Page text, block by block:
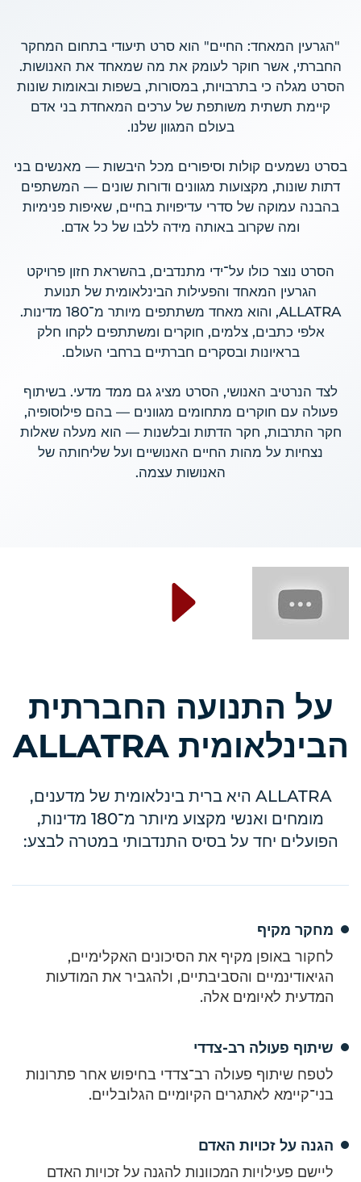
"הגרעין המאחד: החיים" הוא סרט תיעודי בתחום המחקר
החברתי, אשר חוקר לעומק את מה שמאחד את האנושות.
הסרט מגלה כי בתרבויות, במסורות, בשפות ובאומות שונות
קיימת תשתית משותפת של ערכים המאחדת בני אדם
בעולם המגוון שלנו.
בסרט נשמעים קולות וסיפורים מכל היבשות — מאנשים בני
דתות שונות, מקצועות מגוונים ודורות שונים — המשתפים
בהבנה עמוקה של סדרי עדיפויות בחיים, שאיפות פנימיות
ומה שקרוב באותה מידה ללבו של כל אדם.
הסרט נוצר כולו על־ידי מתנדבים, בהשראת חזון פרויקט
הגרעין המאחד והפעילות הבינלאומית של תנועת
ALLATRA, והוא מאחד משתתפים מיותר מ־180 מדינות.
אלפי כתבים, צלמים, חוקרים ומשתתפים לקחו חלק
בראיונות ובסקרים חברתיים ברחבי העולם.
לצד הנרטיב האנושי, הסרט מציג גם ממד מדעי. בשיתוף
פעולה עם חוקרים מתחומים מגוונים — בהם פילוסופיה,
חקר התרבות, חקר הדתות ובלשנות — הוא מעלה שאלות
נצחיות על מהות החיים האנושיים ועל שליחותה של
האנושות עצמה.
על התנועה החברתית
הבינלאומית ALLATRA
ALLATRA היא ברית בינלאומית של מדענים,
מומחים ואנשי מקצוע מיותר מ־180 מדינות,
הפועלים יחד על בסיס התנדבותי במטרה לבצע:
מחקר מקיף
לחקור באופן מקיף את הסיכונים האקלימיים,
הגיאודינמיים והסביבתיים, ולהגביר את המודעות
המדעית לאיומים אלה.
שיתוף פעולה רב-צדדי
לטפח שיתוף פעולה רב־צדדי בחיפוש אחר פתרונות
בני־קיימא לאתגרים הקיומיים הגלובליים.
הגנה על זכויות האדם
ליישם פעילויות המכוונות להגנה על זכויות האדם